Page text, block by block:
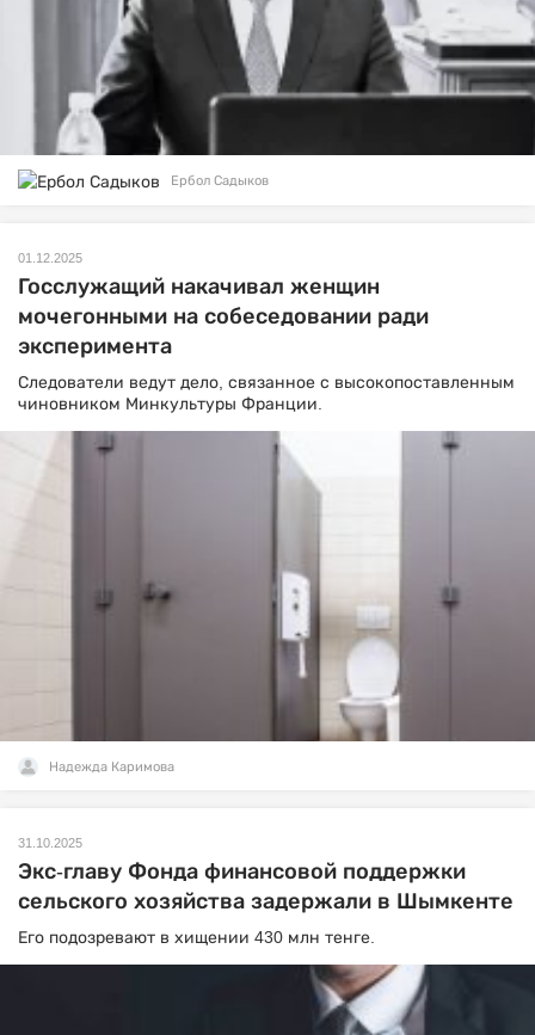
Ербол Садыков
01.12.2025
Госслужащий накачивал женщин
мочегонными на собеседовании ради
эксперимента
Следователи ведут дело, связанное с высокопоставленным
чиновником Минкультуры Франции.
Надежда Каримова
31.10.2025
Экс-главу Фонда финансовой поддержки
сельского хозяйства задержали в Шымкенте
Его подозревают в хищении 430 млн тенге.